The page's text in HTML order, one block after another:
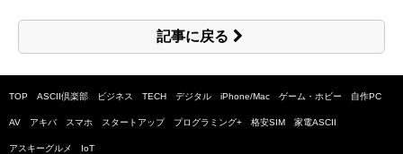
記事に戻る
TOP ASCII倶楽部 ビジネス TECH デジタル iPhone/Mac ゲーム・ホビー 自作PC
AV アキバ スマホ スタートアップ プログラミング+ 格安SIM 家電ASCII
アスキーグルメ IoT